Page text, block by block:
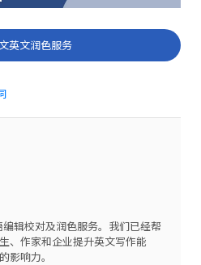
英文润色服务
辑校对及润色服务。我们已经帮
、作家和企业提升英文写作能
影响力。